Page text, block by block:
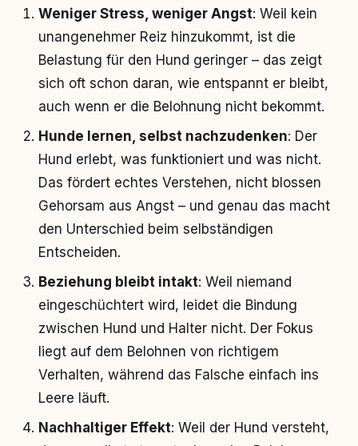
Weniger Stress, weniger Angst: Weil kein
unangenehmer Reiz hinzukommt, ist die
Belastung für den Hund geringer – das zeigt
sich oft schon daran, wie entspannt er bleibt,
auch wenn er die Belohnung nicht bekommt.
Hunde lernen, selbst nachzudenken: Der
Hund erlebt, was funktioniert und was nicht.
Das fördert echtes Verstehen, nicht blossen
Gehorsam aus Angst – und genau das macht
den Unterschied beim selbständigen
Entscheiden.
Beziehung bleibt intakt: Weil niemand
eingeschüchtert wird, leidet die Bindung
zwischen Hund und Halter nicht. Der Fokus
liegt auf dem Belohnen von richtigem
Verhalten, während das Falsche einfach ins
Leere läuft.
Nachhaltiger Effekt: Weil der Hund versteht,